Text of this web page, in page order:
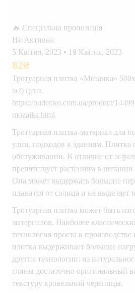
🔥 Спеціальна пропозиція
Не Активна
5 Квітня, 2023 • 19 Квітня, 2023
82₴
Тротуарная плитка «Мозаика»
м2) цена
https://budenko.com.ua/product/
mozaika.html
Тротуарная плитка-материал для
улиц, подходов к зданиям. Плитка
обслуживании. В отличие от
препятствует растениям в
Она может выдержать большие
плавится от солнца и не выделяет
Тротуарная плитка может быть
материалов. Наиболее
технология проста в производстве
плитка выдерживает большие
другие технологии: из
глины достаточно оригинальный
текстуру кровельной черепицы.